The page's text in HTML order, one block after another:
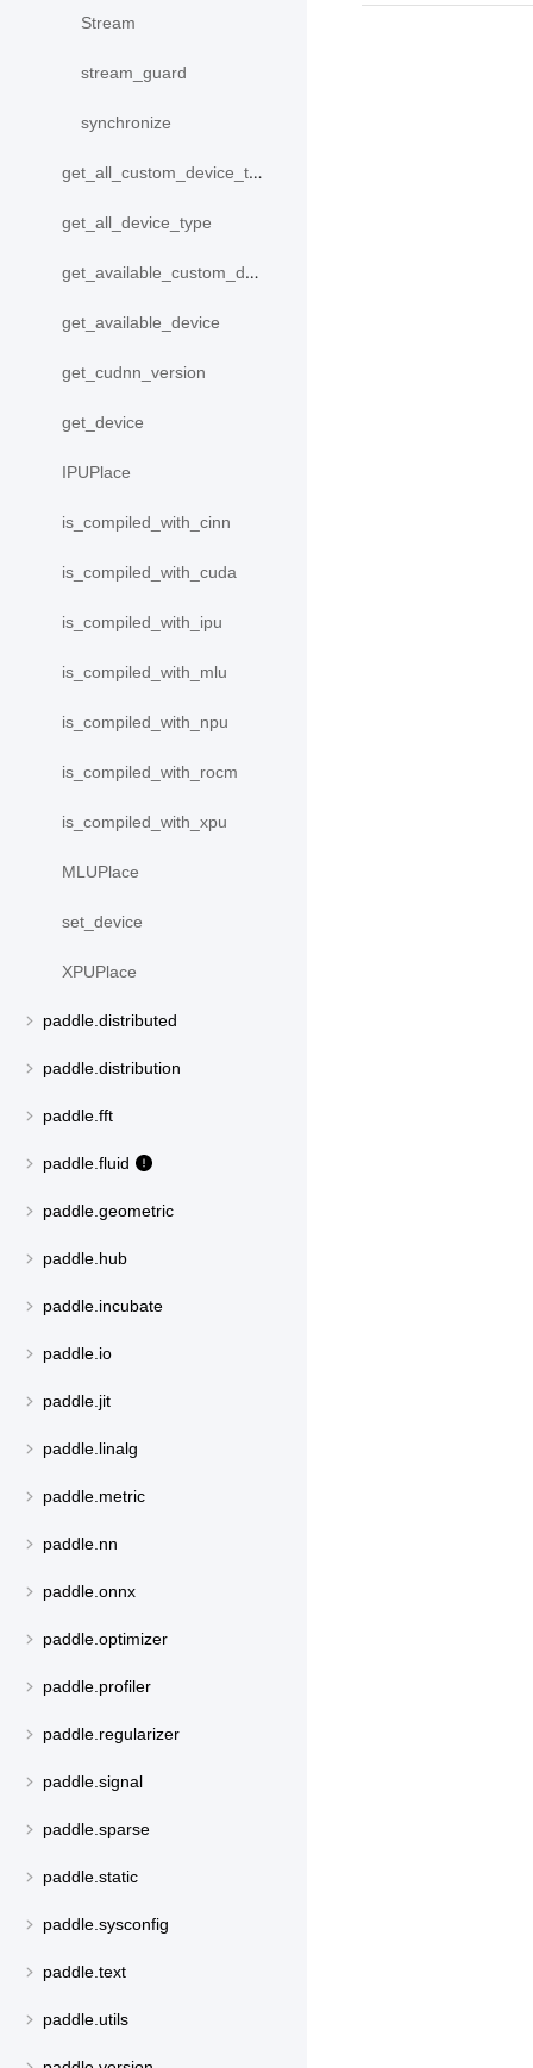
Stream
stream_guard
synchronize
get_all_custom_device_type
get_all_device_type
get_available_custom_device
get_available_device
get_cudnn_version
get_device
IPUPlace
is_compiled_with_cinn
is_compiled_with_cuda
is_compiled_with_ipu
is_compiled_with_mlu
is_compiled_with_npu
is_compiled_with_rocm
is_compiled_with_xpu
MLUPlace
set_device
XPUPlace
paddle.distributed
paddle.distribution
paddle.fft
paddle.fluid
paddle.geometric
paddle.hub
paddle.incubate
paddle.io
paddle.jit
paddle.linalg
paddle.metric
paddle.nn
paddle.onnx
paddle.optimizer
paddle.profiler
paddle.regularizer
paddle.signal
paddle.sparse
paddle.static
paddle.sysconfig
paddle.text
paddle.utils